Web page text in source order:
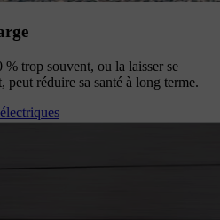
% trop souvent, ou la laisser se
peut réduire sa santé à long terme.